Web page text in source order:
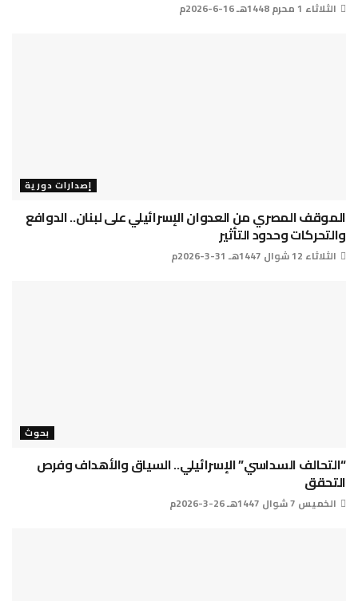
الثلاثاء 1 محرم 1448هـ 16-6-2026م
إصدارات دورية
الموقف المصري من العدوان الإسرائيلي على لبنان.. الدوافع
والتحركات وحدود التأثير
الثلاثاء 12 شوال 1447هـ 31-3-2026م
بحوث
“التحالف السداسي” الإسرائيلي.. السياق والأهداف وفرص
التحقق
الخميس 7 شوال 1447هـ 26-3-2026م